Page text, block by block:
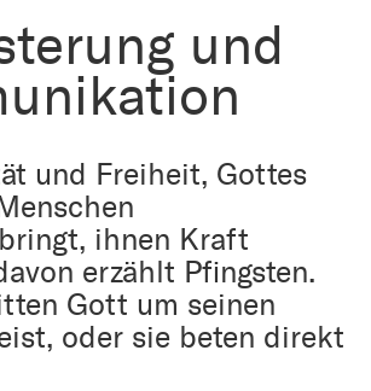
und
und Freiheit, Gottes
ihnen Kraft
erzählt Pfingsten.
Gott um seinen
oder sie beten direkt
Geld
PUK
der Kirche
der Schule
Missbrauch